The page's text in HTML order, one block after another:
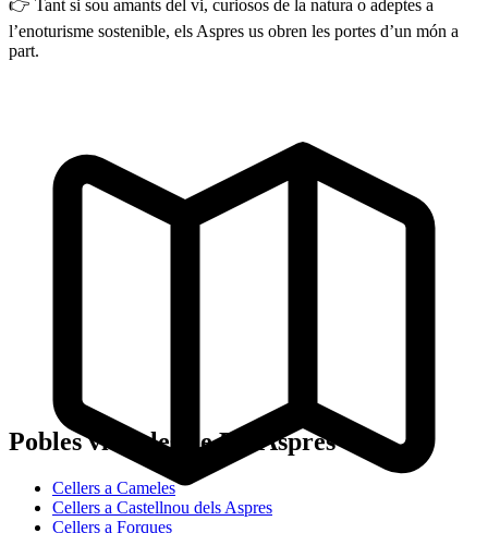
👉 Tant si sou amants del vi, curiosos de la natura o adeptes a
l’enoturisme sostenible, els Aspres us obren les portes d’un món a
part.
Pobles vitícoles de Els Aspres
Cellers a Cameles
Cellers a Castellnou dels Aspres
Cellers a Forques